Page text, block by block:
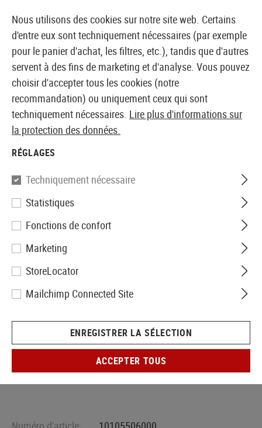
BOUTIQUE ET GROSSISTE EUROPÉEN AIRSOFT
Accueil Répliques Airsoft Pistolets Airsoft
WE
M1911 MEU Full Metal GBB
Nous utilisons des cookies sur notre site web. Certains
d'entre eux sont techniquement nécessaires (par exemple
pour le panier d'achat, les filtres, etc.), tandis que d'autres
servent à des fins de marketing et d'analyse. Vous pouvez
choisir d'accepter tous les cookies (notre
recommandation) ou uniquement ceux qui sont
techniquement nécessaires. Lire plus d'informations sur
la protection des données.
RÉGLAGES
Techniquement nécessaire
Statistiques
Fonctions de confort
Marketing
StoreLocator
Mailchimp Connected Site
ENREGISTRER LA SÉLECTION
ACCEPTER TOUS